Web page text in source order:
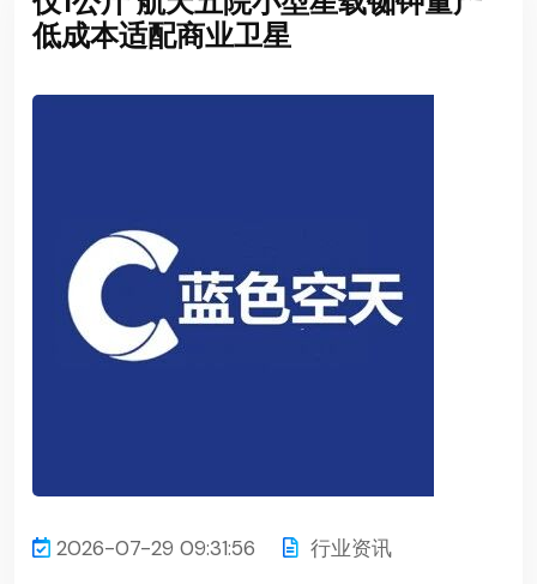
低成本适配商业卫星
2026-07-29 09:31:56
行业资讯